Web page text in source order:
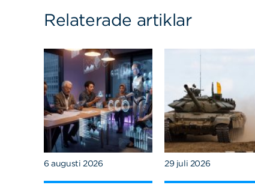
Relaterade artiklar
6 augusti 2026 29 juli 2026